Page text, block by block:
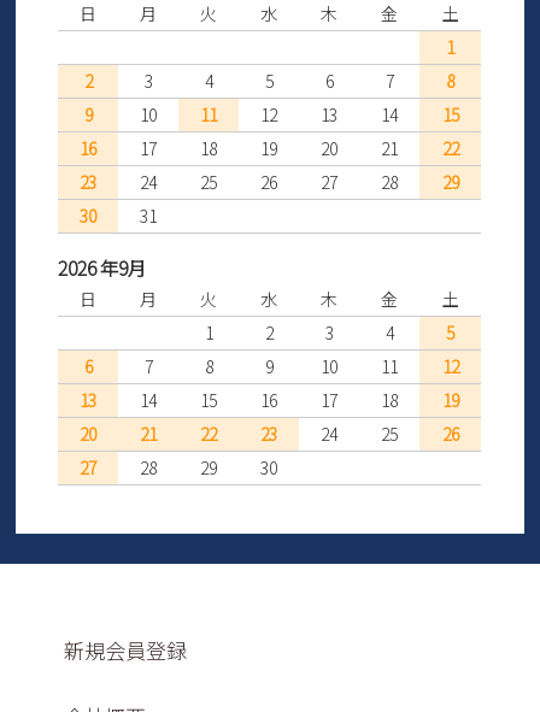
日 月 火 水 木 金
土
1
2
3 4 5 6 7
8
9
10 11 12 13 14
15
16
17 18 19 20 21
22
23
24 25 26 27 28
29
30
31
2026 年9月
日 月 火 水 木 金
土
1
2 3 4
5
6
7 8 9 10 11
12
13
14 15 16 17 18
19
20
21 22 23 24 25
26
27
28 29 30
新規会員登録